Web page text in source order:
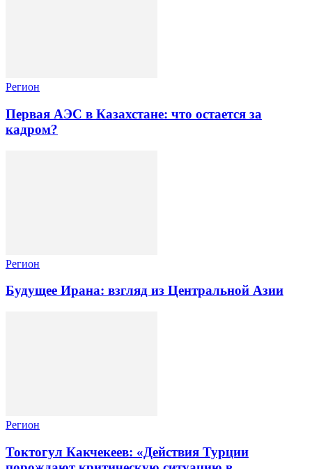
Регион
Первая АЭС в Казахстане: что остается за
кадром?
Регион
Будущее Ирана: взгляд из Центральной Азии
Регион
Токтогул Какчекеев: «Действия Турции